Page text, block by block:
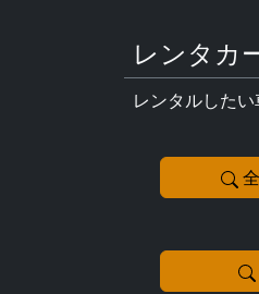
レンタカ
レンタルした